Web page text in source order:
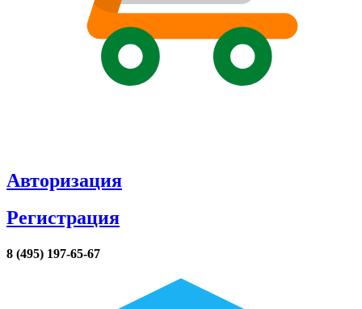
Авторизация
Регистрация
8 (495) 197-65-67